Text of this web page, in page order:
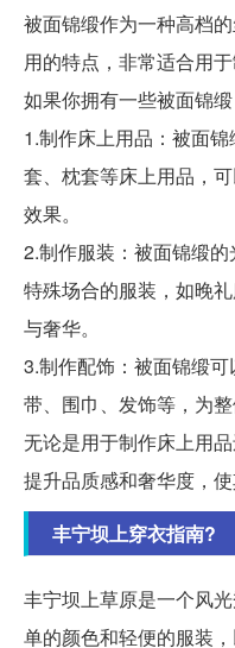
被面锦缎作为一种高档
用的特点，非常适合用
如果你拥有一些被面锦
1.制作床上用品：被面
套、枕套等床上用品，
效果。
2.制作服装：被面锦缎
特殊场合的服装，如晚
与奢华。
3.制作配饰：被面锦缎
带、围巾、发饰等，为
无论是用于制作床上用
提升品质感和奢华度，
丰宁坝上穿衣指南?
丰宁坝上草原是一个风
单的颜色和轻便的服装